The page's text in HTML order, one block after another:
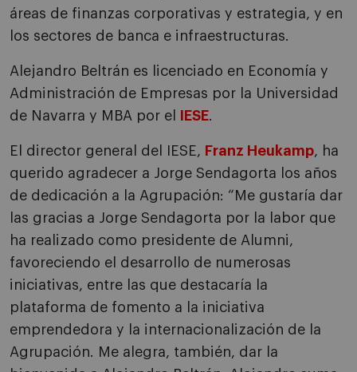
áreas de finanzas corporativas y estrategia, y en
los sectores de banca e infraestructuras.
Alejandro Beltrán es licenciado en Economía y
Administración de Empresas por la Universidad
de Navarra y MBA por el
IESE.
El director general del IESE, Franz Heukamp, ha
querido agradecer a Jorge Sendagorta los años
de dedicación a la Agrupación: “Me gustaría dar
las gracias a Jorge Sendagorta por la labor que
ha realizado como presidente de Alumni,
favoreciendo el desarrollo de numerosas
iniciativas, entre las que destacaría la
plataforma de fomento a la iniciativa
emprendedora y la internacionalización de la
Agrupación. Me alegra, también, dar la